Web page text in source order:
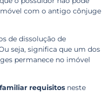
com o antigo cônjuge
de dissolução de
seja, significa que um dos
permanece no imóvel
requisitos neste